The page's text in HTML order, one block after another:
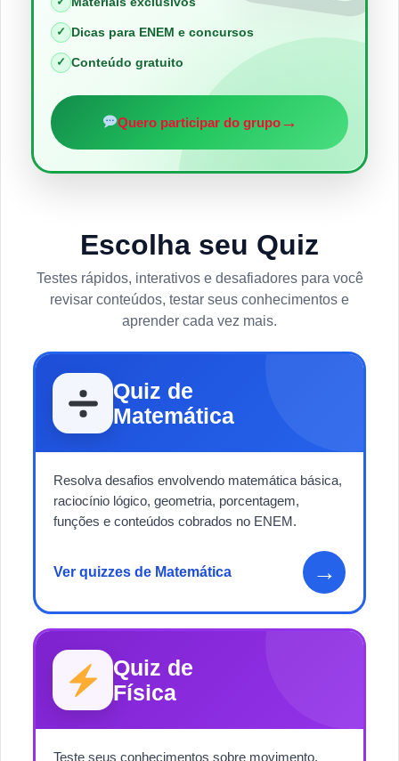
✓ Dicas para ENEM e concursos
✓ Conteúdo gratuito
Quero participar do grupo→
Escolha seu Quiz
Testes rápidos, interativos e desafiadores para você
revisar conteúdos, testar seus conhecimentos e
aprender cada vez mais.
Quiz de
Matemática
Resolva desafios envolvendo matemática básica,
raciocínio lógico, geometria, porcentagem,
funções e conteúdos cobrados no ENEM.
Ver quizzes de Matemática →
Quiz de
Física
Teste seus conhecimentos sobre movimento,